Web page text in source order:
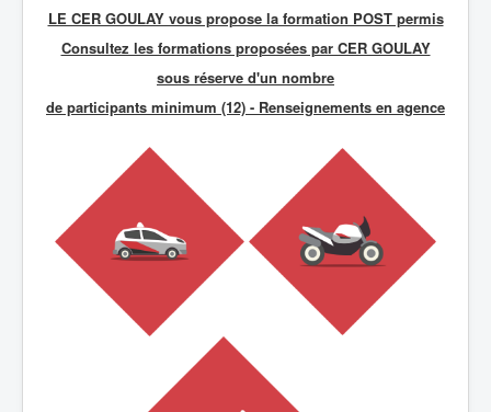
LE CER GOULAY vous propose la formation POST permis
Consultez les formations proposées par CER GOULAY
sous réserve d'un nombre
de participants minimum (12) - Renseignements en agence